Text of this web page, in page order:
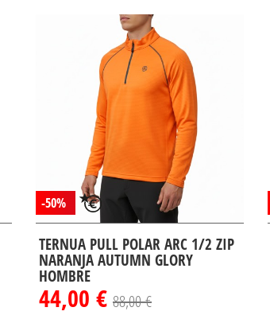
-50%
TERNUA PULL POLAR ARC 1/2 ZIP
NARANJA AUTUMN GLORY
HOMBRE
44,00 € 88,00 €